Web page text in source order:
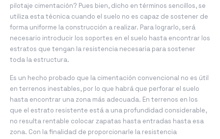
pilotaje cimentación? Pues bien, dicho en términos sencillos, se
utiliza esta técnica cuando el suelo no es capaz de sostener de
forma uniforme la construcción a realizar. Para lograrlo, será
necesario introducir los soportes en el suelo hasta encontrar los
estratos que tengan la resistencia necesaria para sostener
toda la estructura.
Es un hecho probado que la cimentación convencional no es útil
en terrenos inestables, por lo que habrá que perforar el suelo
hasta encontrar una zona más adecuada. En terrenos en los
que el estrato resistente está a una profundidad considerable,
no resulta rentable colocar zapatas hasta entradas hasta esa
zona. Con la finalidad de proporcionarle la resistencia